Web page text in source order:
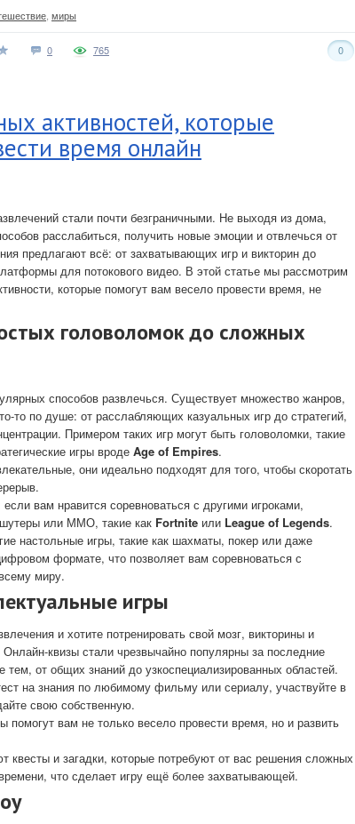
миры
0 0
765
активностей, которые
время онлайн
стали почти безграничными. Не выходя из дома,
расслабиться, получить новые эмоции и отвлечься от
предлагают всё: от захватывающих игр и викторин до
для потокового видео. В этой статье мы рассмотрим
которые помогут вам весело провести время, не
головоломок до сложных
способов развлечься. Существует множество жанров,
то по душе: от расслабляющих казуальных игр до стратегий,
Примером таких игр могут быть головоломки, такие
игры вроде Age of Empires.
они идеально подходят для того, чтобы скоротать
если вам нравится соревноваться с другими игроками,
или ММО, такие как Fortnite или League of Legends.
настольные игры, такие как шахматы, покер или даже
формате, что позволяет вам соревноваться с
миру.
игры
и хотите потренировать свой мозг, викторины и
квизы стали чрезвычайно популярны за последние
тем, от общих знаний до узкоспециализированных областей.
на знания по любимому фильму или сериалу, участвуйте в
свою собственную.
помогут вам не только весело провести время, но и развить
квесты и загадки, которые потребуют от вас решения сложных
что сделает игру ещё более захватывающей.